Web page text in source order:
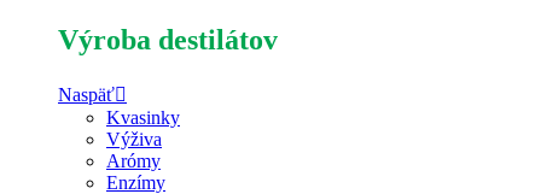
Výroba destilátov
Naspäť
Kvasinky
Výživa
Arómy
Enzímy